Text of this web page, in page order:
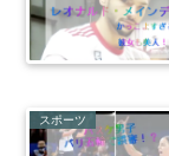
スポーツ